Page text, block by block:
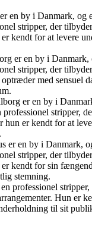
en by i Danmark, og
stripper, der
kendt for at levere
er en by i Danmark,
stripper, der
med sensuel
er en by i
stripper,
hun er kendt for at
er en by i Danmark,
stripper, der
kendt for sin
stemning.
professionel
Hun er
til sit